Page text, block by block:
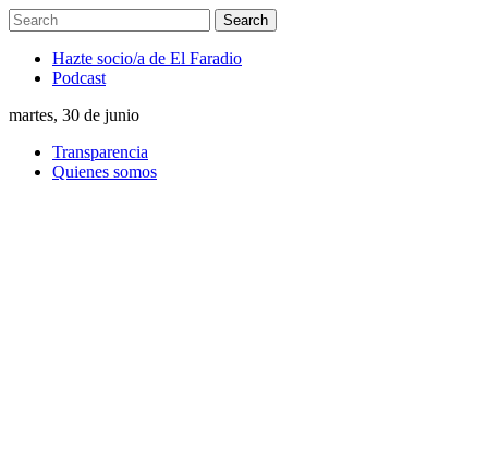
Hazte socio/a de El Faradio
Podcast
martes, 30 de junio
Transparencia
Quienes somos